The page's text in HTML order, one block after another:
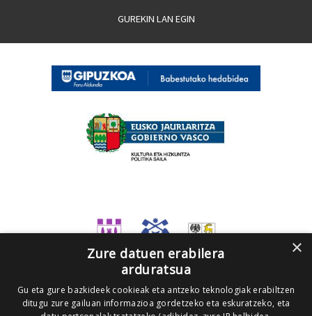
GUREKIN LAN EGIN
×
Zure datuen erabilera
arduratsua
Gu eta gure bazkideek cookieak eta antzeko teknologiak erabiltzen
ditugu zure gailuan informazioa gordetzeko eta eskuratzeko, eta